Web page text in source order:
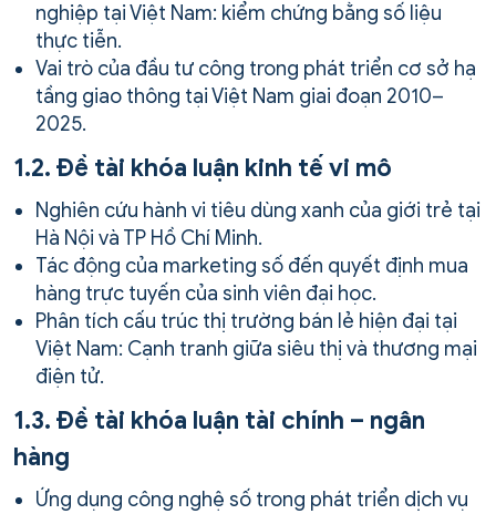
nghiệp tại Việt Nam: kiểm chứng bằng số liệu
thực tiễn.
Vai trò của đầu tư công trong phát triển cơ sở hạ
tầng giao thông tại Việt Nam giai đoạn 2010–
2025.
1.2. Đề tài khóa luận kinh tế vi mô
Nghiên cứu hành vi tiêu dùng xanh của giới trẻ tại
Hà Nội và TP Hồ Chí Minh.
Tác động của marketing số đến quyết định mua
hàng trực tuyến của sinh viên đại học.
Phân tích cấu trúc thị trường bán lẻ hiện đại tại
Việt Nam: Cạnh tranh giữa siêu thị và thương mại
điện tử.
1.3. Đề tài khóa luận tài chính – ngân
hàng
Ứng dụng công nghệ số trong phát triển dịch vụ